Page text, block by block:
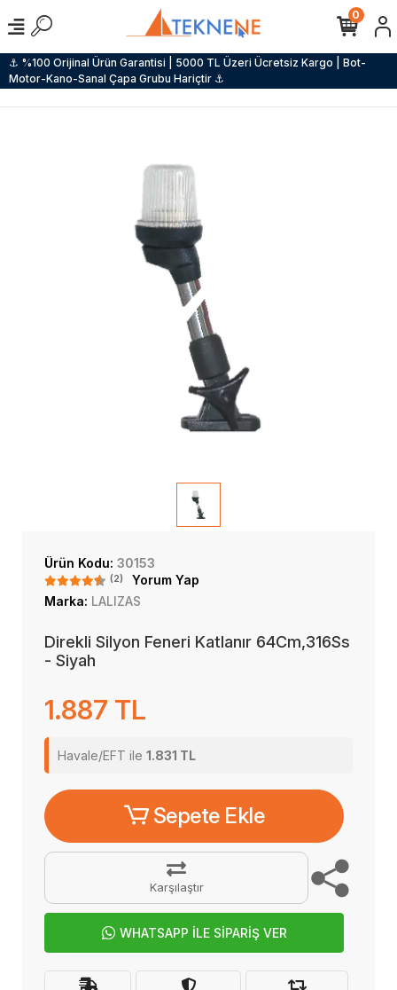
⚓ %100 Orijinal Ürün Garantisi | 5000 TL Üzeri Ücretsiz Kargo | Bot-
Motor-Kano-Sanal Çapa Grubu Hariçtir ⚓
0
Ürün Kodu: 30153
(2)
Yorum Yap
Marka: LALIZAS
Direkli Silyon Feneri Katlanır 64Cm,316Ss
- Siyah
1.887 TL
Havale/EFT ile 1.831 TL
Sepete Ekle
Karşılaştır
WHATSAPP İLE SİPARİŞ VER